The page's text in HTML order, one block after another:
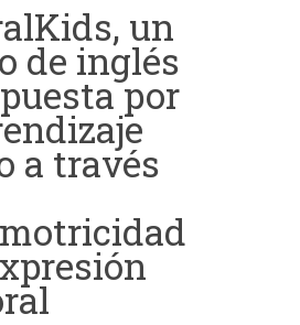
un
de inglés
por
a través